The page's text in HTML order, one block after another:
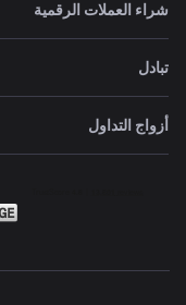
شراء العملات الرقمية
تبادل
أزواج التداول